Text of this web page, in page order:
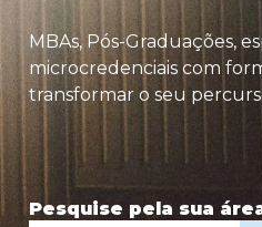
MBAs, Pós-Graduações,
microcredenciais com
transformar o seu
Pesquise pela sua